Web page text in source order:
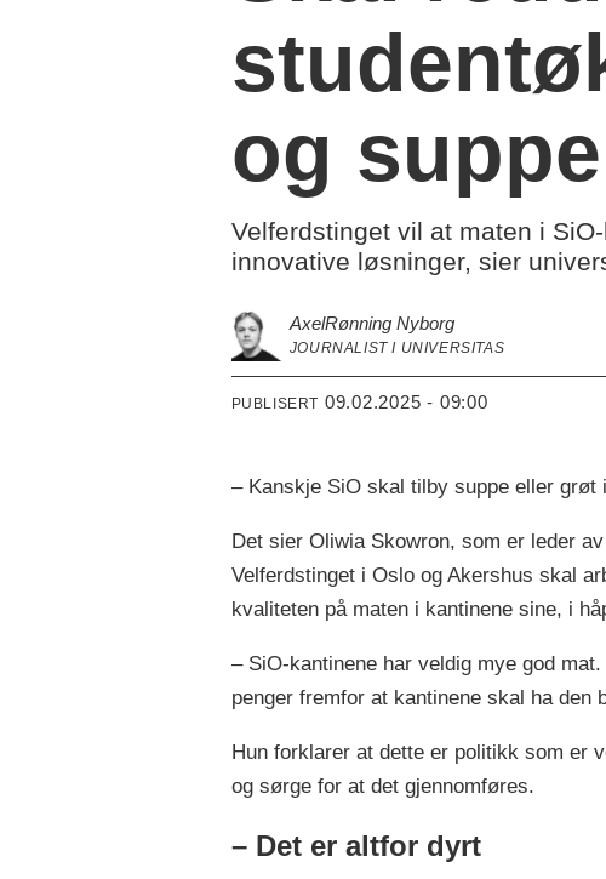
og suppe
Velferdstinget vil at maten i
innovative løsninger, sier
AxelRønning Nyborg
JOURNALIST I UNIVERSITAS
PUBLISERT 09.02.2025 - 09:00
– Kanskje SiO skal tilby suppe eller
Det sier Oliwia Skowron, som er leder
Velferdstinget i Oslo og Akershus skal
kvaliteten på maten i kantinene sine, i
– SiO-kantinene har veldig mye god
penger fremfor at kantinene skal ha
Hun forklarer at dette er politikk som er
og sørge for at det gjennomføres.
– Det er altfor dyrt